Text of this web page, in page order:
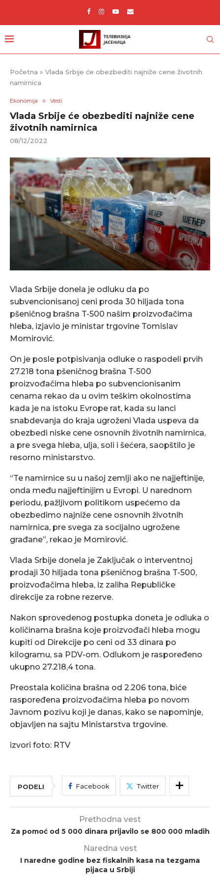
Početna » Vlada Srbije će obezbediti najniže cene životnih
namirnica
Ekonomija Vesti
Vlada Srbije će obezbediti najniže cene
životnih namirnica
08/12/2022
Vlada Srbije donela je odluku da po
subvencionisanoj ceni proda 30 hiljada tona
pšeničnog brašna T-500 našim proizvođačima
hleba, izjavio je ministar trgovine Tomislav
Momirović.
On je posle potpisivanja odluke o raspodeli prvih
27.218 tona pšeničnog brašna T-500
proizvođačima hleba po subvencionisanim
cenama rekao da u ovim teškim okolnostima
kada je na istoku Evrope rat, kada su lanci
snabdevanja do kraja ugroženi Vlada uspeva da
obezbedi niske cene osnovnih životnih namirnica,
a pre svega hleba, ulja, soli i šećera, saopštilo je
resorno ministarstvo.
“Te namirnice su u našoj zemlji ako ne najjeftinije,
onda među najjeftinijim u Evropi. U narednom
periodu, pažljivom politikom uspećemo da
obezbedimo najniže cene osnovnih životnih
namirnica, pre svega za socijalno ugrožene
građane”, rekao je Momirović.
Vlada Srbije donela je Zaključak o interventnoj
prodaji 30 hiljada tona pšeničnog brašna T-500,
proizvođačima hleba, iz zaliha Republičke
direkcije za robne rezerve.
Nakon sprovedenog postupka doneta je odluka o
količinama brašna koje proizvođači hleba mogu
kupiti od Direkcije po ceni od 33 dinara po
kilogramu, sa PDV-om. Odlukom je raspoređeno
ukupno 27.218,4 tona.
Preostala količina brašna od 2.206 tona, biće
raspoređena proizvođačima hleba po novom
Javnom pozivu koji je danas, kako se napominje,
objavljen na sajtu Ministarstva trgovine.
izvori foto: RTV
PODELI Facebook Twitter
Prethodna vest
Za pomoć od 5 000 dinara prijavilo se 800 000 mladih
Naredna vest
I naredne godine bez fiskalnih kasa na tezgama
pijaca u Srbiji